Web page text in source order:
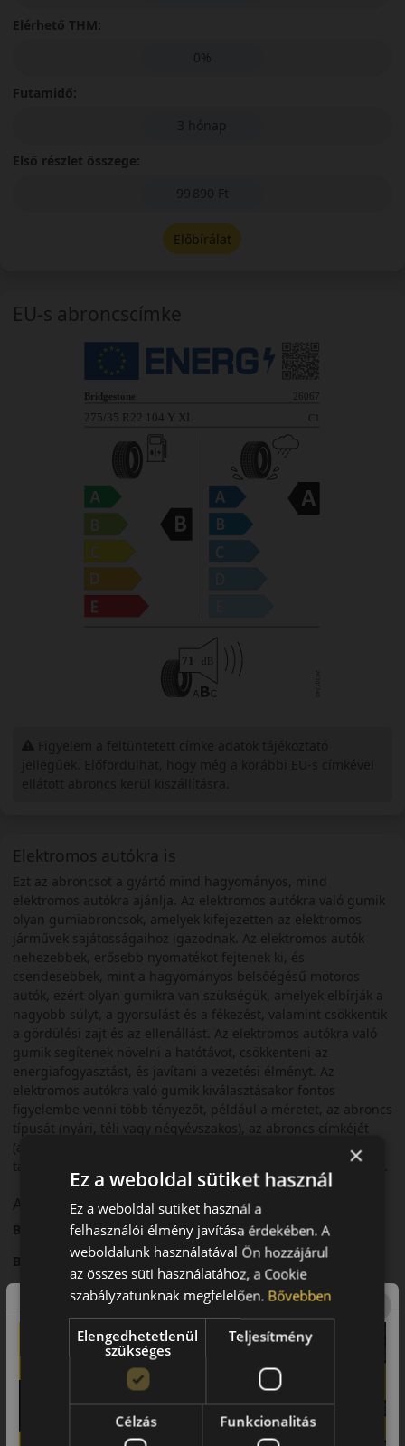
Elektromos autókra is
Ezt az abroncsot a gyártó mind hagyományos, mind
elektromos autókra ajánlja. Az elektromos autókra való gumik
olyan gumiabroncsok, amelyek kifejezetten az elektromos
járművek sajátosságaihoz igazodnak. Az elektromos autók
nehezebbek, erősebb nyomatékot fejtenek ki, és
csendesebbek, mint a hagyományos belsőégésű motoros
autók, ezért olyan gumikra van szükségük, amelyek elbírják a
nagyobb súlyt, a gyorsulást és a fékezést, valamint csökkentik
a gördülési zajt és az ellenállást. Az elektromos autókra való
gumik segítenek növelni a hatótávot, csökkenteni az
energiafogyasztást, és javítani a vezetési élményt. Az
elektromos autókra való gumik kiválasztásakor fontos
figyelembe venni több tényezőt, például a méretet, az abroncs
típusát (nyári, téli vagy négyévszakos), az abroncs címkéjét
(amely információt ad a gördülési ellenállásról, a nedves
tapadásról és a zajszintről), valamint az autógyártó ajánlásait.
A mintázat
Bridgestone Turanza 6 – Nyári személyautó gumi
Bevezető – Új generációs komfort és biztonság
BridgestoneTuranza6a Turanza sorozat legújabb
Futófelület és tapadás
Az innovatív futófelületi kialakítás javított vízelvezetést és
stabil tapadást biztosít.
Elérhető THM:
0%
Futamidő:
3 hónap
Első részlet összege:
99 890 Ft
Előbírálat
EU-s abroncscímke
×
Ez a weboldal sütiket használ
Ez a weboldal sütiket használ a
felhasználói élmény javítása érdekében. A
weboldalunk használatával Ön hozzájárul
az összes süti használatához, a Cookie
szabályzatunknak megfelelően. Bővebben
Elengedhetetlenül
szükséges
Teljesítmény
Célzás Funkcionalitás